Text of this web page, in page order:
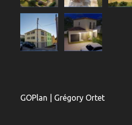
GOPlan | Grégory Ortet